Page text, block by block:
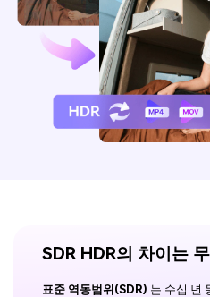
온라인 영상 편집기
온라인 사진 편집기 크리에이티브 디
동영상 자르기
크리에이티브 디자인
카메라 사용자
아래의 단계별 가이드를 알아보세
고객센터
UniConverter 사용에 필요한 모
지원되는 형식, 장치 및 GPU의 전
search
SDR HDR의 차이는
표준 역동범위(SDR) 는 수십 년